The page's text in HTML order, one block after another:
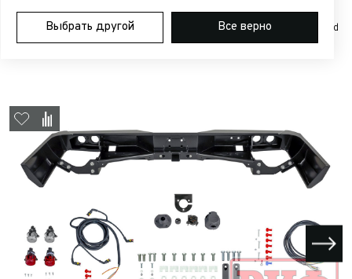
Выбрать другой Все верно
Главная Магазин Дополнительное оборудование
Силовые
бампера/пороги/калитки
Бампер РИФ силовой задний Toyota Land
Cruiser 76 2007-2024 с квадратом под фаркоп и фонарями